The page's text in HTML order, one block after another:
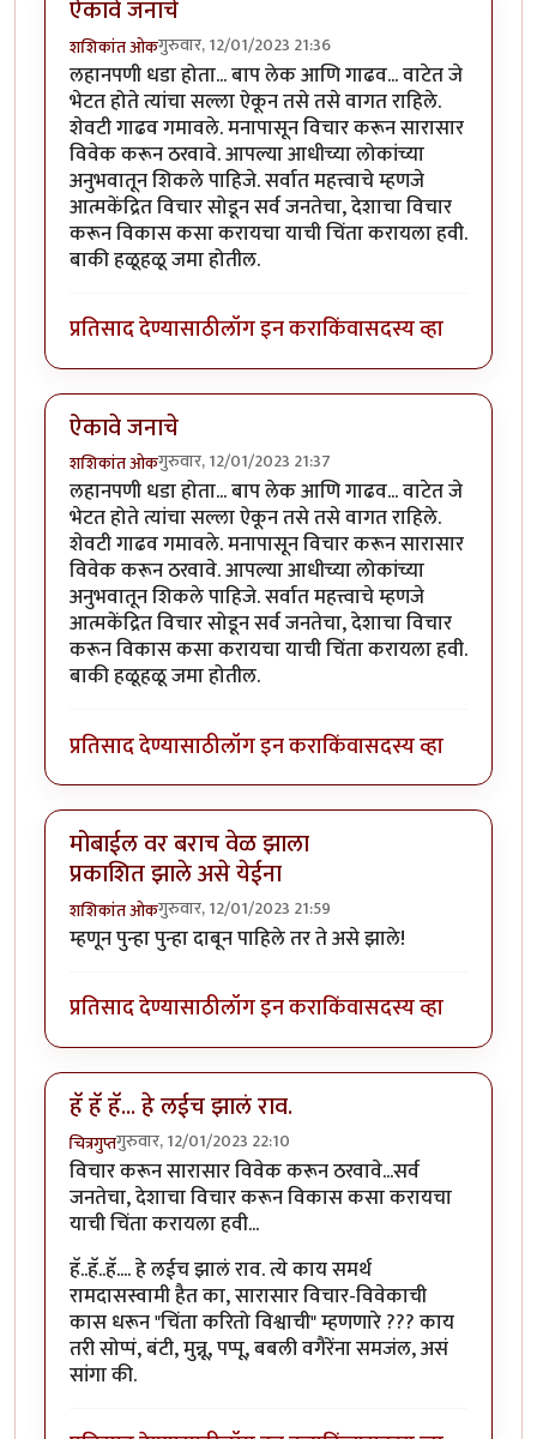
ऐकावे जनाचे
शशिकांत ओकगुरुवार, 12/01/2023 21:36
लहानपणी धडा होता... बाप लेक आणि गाढव... वाटेत जे
भेटत होते त्यांचा सल्ला ऐकून तसे तसे वागत राहिले.
शेवटी गाढव गमावले. मनापासून विचार करून सारासार
विवेक करून ठरवावे. आपल्या आधीच्या लोकांच्या
अनुभवातून शिकले पाहिजे. सर्वात महत्त्वाचे म्हणजे
आत्मकेंद्रित विचार सोडून सर्व जनतेचा, देशाचा विचार
करून विकास कसा करायचा याची चिंता करायला हवी.
बाकी हळूहळू जमा होतील.
प्रतिसाद देण्यासाठीलॉग इन कराकिंवासदस्य व्हा
ऐकावे जनाचे
शशिकांत ओकगुरुवार, 12/01/2023 21:37
लहानपणी धडा होता... बाप लेक आणि गाढव... वाटेत जे
भेटत होते त्यांचा सल्ला ऐकून तसे तसे वागत राहिले.
शेवटी गाढव गमावले. मनापासून विचार करून सारासार
विवेक करून ठरवावे. आपल्या आधीच्या लोकांच्या
अनुभवातून शिकले पाहिजे. सर्वात महत्त्वाचे म्हणजे
आत्मकेंद्रित विचार सोडून सर्व जनतेचा, देशाचा विचार
करून विकास कसा करायचा याची चिंता करायला हवी.
बाकी हळूहळू जमा होतील.
प्रतिसाद देण्यासाठीलॉग इन कराकिंवासदस्य व्हा
मोबाईल वर बराच वेळ झाला
प्रकाशित झाले असे येईना
शशिकांत ओकगुरुवार, 12/01/2023 21:59
म्हणून पुन्हा पुन्हा दाबून पाहिले तर ते असे झाले!
प्रतिसाद देण्यासाठीलॉग इन कराकिंवासदस्य व्हा
हॅ हॅ हॅ... हे लईच झालं राव.
चित्रगुप्तगुरुवार, 12/01/2023 22:10
विचार करून सारासार विवेक करून ठरवावे...सर्व
जनतेचा, देशाचा विचार करून विकास कसा करायचा
याची चिंता करायला हवी...
हॅ..हॅ..हॅ.... हे लईच झालं राव. त्ये काय समर्थ
रामदासस्वामी हैत का, सारासार विचार-विवेकाची
कास धरून "चिंता करितो विश्वाची" म्हणणारे ??? काय
तरी सोप्पं, बंटी, मुन्नू, पप्पू, बबली वगैरेंना समजंल, असं
सांगा की.